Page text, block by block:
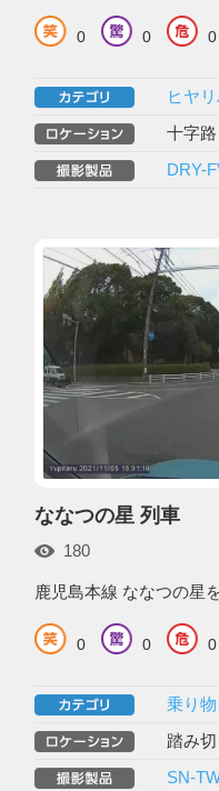
0 0 0
ヒヤ
十字
DRY-
ななつの星 列車
180
鹿児島本線 ななつの星
0 0 0
乗り物
踏み
SN-